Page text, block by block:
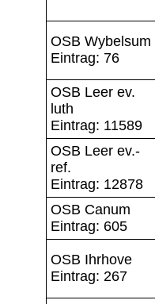
OSB Wybelsum
Eintrag: 76
OSB Leer ev.
luth
Eintrag: 11589
OSB Leer ev.-
ref.
Eintrag: 12878
OSB Canum
Eintrag: 605
OSB Ihrhove
Eintrag: 267